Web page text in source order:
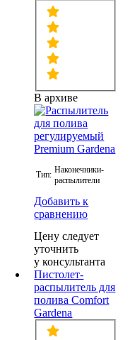
В архиве
Тип: Наконечники-
распылители
Добавить к
сравнению
Цену следует
уточнить
у консультанта
Пистолет-
распылитель для
полива Comfort
Gardena